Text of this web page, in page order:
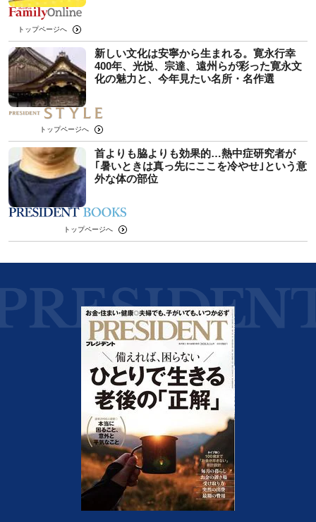
トップページへ
新しい文化は安寧から生まれる。寛永行幸
400年、光悦、宗達、遠州らが彩った寛永文
化の魅力と、今年見たい名所・名作選
トップページへ
首よりも脇よりも効果的…熱中症研究者が
｢暑いときは真っ先にここを冷やせ｣という意
外な体の部位
トップページへ